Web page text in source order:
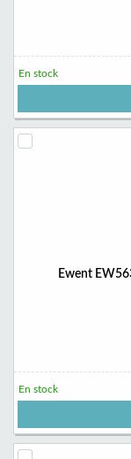
En stock
Ewent
En stock